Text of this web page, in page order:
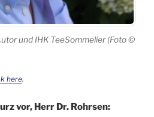
und IHK TeeSommelier (Foto ©
here.
vor, Herr Dr. Rohrsen: